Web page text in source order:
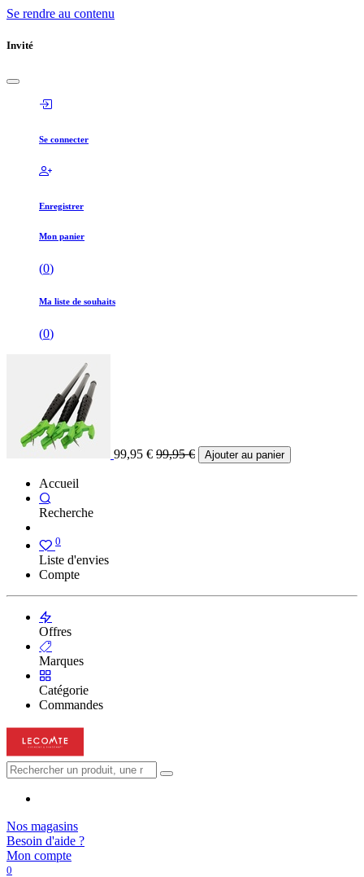
Se rendre au contenu
Invité
Se connecter
Enregistrer
Mon panier
(0)
Ma liste de souhaits
(0)
99,95 € 99,95€ Ajouter au panier
Accueil
Recherche
0
Liste d'envies
Compte
Offres
Marques
Catégorie
Commandes
Nos magasins
Besoin d'aide ?
Mon compte
0